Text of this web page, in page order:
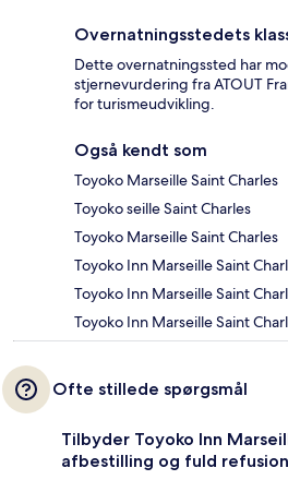
Overnatningsstedets
Dette overnatningssted har
stjernevurdering fra ATOUT
for turismeudvikling.
Også kendt som
Toyoko Marseille Saint Charles
Toyoko seille Saint Charles
Toyoko Marseille Saint Charles
Toyoko Inn Marseille Saint
Toyoko Inn Marseille Saint
Toyoko Inn Marseille Saint
Ofte stillede spørgsmål
Tilbyder Toyoko Inn
afbestilling og fuld